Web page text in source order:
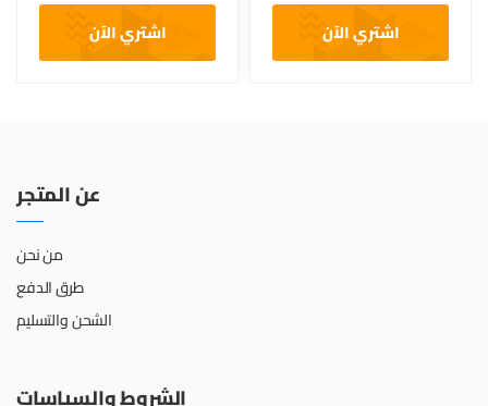
اشتري الآن
اشتري الآن
عن المتجر
من نحن
طرق الدفع
الشحن والتسليم
الشروط والسياسات